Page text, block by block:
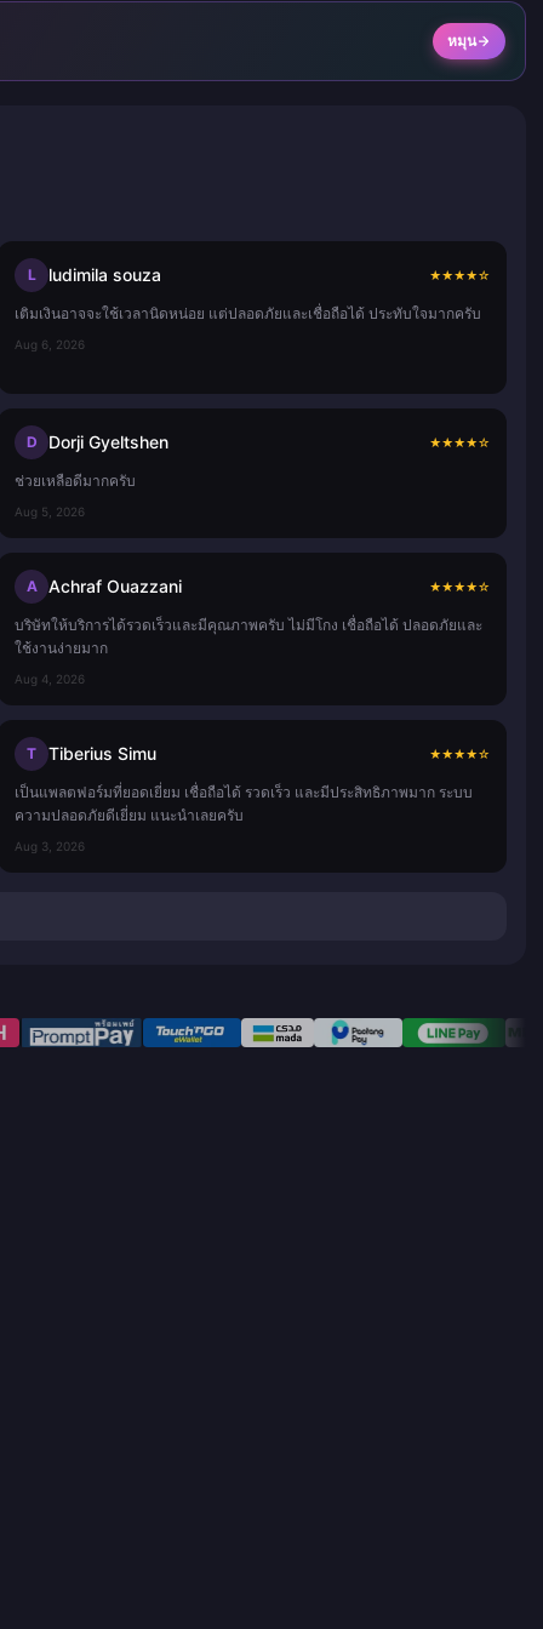
หมุน
L ludimila souza ★★★★☆
เติมเงินอาจจะใช้เวลานิดหน่อย แต่ปลอดภัยและเชื่อถือได้ ประทับใจมากครับ
Aug 6, 2026
D Dorji Gyeltshen ★★★★☆
ช่วยเหลือดีมากครับ
Aug 5, 2026
A Achraf Ouazzani ★★★★☆
บริษัทให้บริการได้รวดเร็วและมีคุณภาพครับ ไม่มีโกง เชื่อถือได้ ปลอดภัยและ
ใช้งานง่ายมาก
Aug 4, 2026
T Tiberius Simu ★★★★☆
เป็นแพลตฟอร์มที่ยอดเยี่ยม เชื่อถือได้ รวดเร็ว และมีประสิทธิภาพมาก ระบบ
ความปลอดภัยดีเยี่ยม แนะนำเลยครับ
Aug 3, 2026